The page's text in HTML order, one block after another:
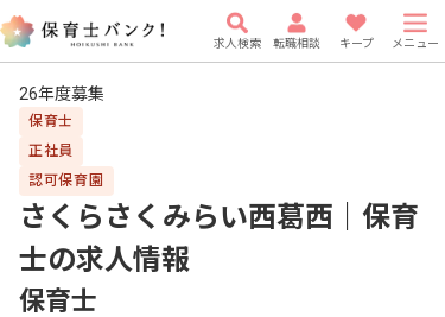
求人検索 転職相談 キープ メニュー
26年度募集
保育士
正社員
認可保育園
さくらさくみらい西葛西｜保育
士の求人情報
保育士